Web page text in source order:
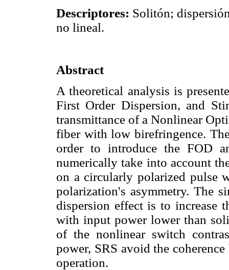
Descriptores: Solitón;
no lineal.
Abstract
A theoretical analysis is
First Order Dispersion, and
transmittance of a Nonlinear
fiber with low birefringence.
order to introduce the FOD
numerically take into account
on a circularly polarized pulse
polarization's asymmetry. The
dispersion effect is to increase
with input power lower than
of the nonlinear switch
power, SRS avoid the
operation.